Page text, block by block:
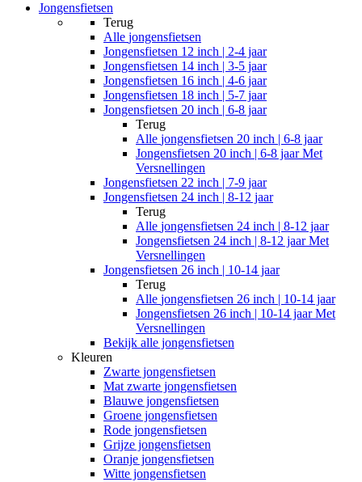
Jongensfietsen
Terug
Alle jongensfietsen
Jongensfietsen 12 inch | 2-4 jaar
Jongensfietsen 14 inch | 3-5 jaar
Jongensfietsen 16 inch | 4-6 jaar
Jongensfietsen 18 inch | 5-7 jaar
Jongensfietsen 20 inch | 6-8 jaar
Terug
Alle jongensfietsen 20 inch | 6-8 jaar
Jongensfietsen 20 inch | 6-8 jaar Met
Versnellingen
Jongensfietsen 22 inch | 7-9 jaar
Jongensfietsen 24 inch | 8-12 jaar
Terug
Alle jongensfietsen 24 inch | 8-12 jaar
Jongensfietsen 24 inch | 8-12 jaar Met
Versnellingen
Jongensfietsen 26 inch | 10-14 jaar
Terug
Alle jongensfietsen 26 inch | 10-14 jaar
Jongensfietsen 26 inch | 10-14 jaar Met
Versnellingen
Bekijk alle jongensfietsen
Kleuren
Zwarte jongensfietsen
Mat zwarte jongensfietsen
Blauwe jongensfietsen
Groene jongensfietsen
Rode jongensfietsen
Grijze jongensfietsen
Oranje jongensfietsen
Witte jongensfietsen